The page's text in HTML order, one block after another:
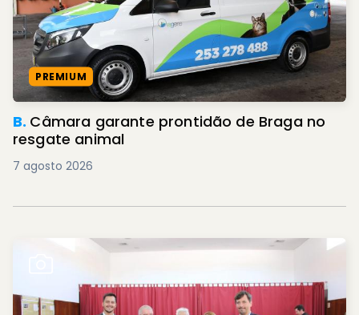
PREMIUM
B. Câmara garante prontidão de Braga no
resgate animal
7 agosto 2026